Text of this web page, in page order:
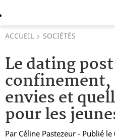
ACCUEIL SOCIÉTÉS
Le dating
confinement,
envies et
pour les
Par Céline Pastezeur - Publié le